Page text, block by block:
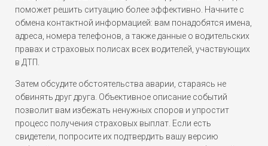
поможет решить ситуацию более эффективно. Начните с
обмена контактной информацией: вам понадобятся имена,
адреса, номера телефонов, а также данные о водительских
правах и страховых полисах всех водителей, участвующих
в ДТП.
Затем обсудите обстоятельства аварии, стараясь не
обвинять друг друга. Объективное описание событий
позволит вам избежать ненужных споров и упростит
процесс получения страховых выплат. Если есть
свидетели, попросите их подтвердить вашу версию